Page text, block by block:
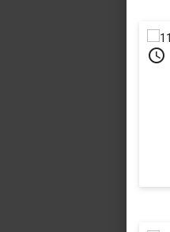
schedule